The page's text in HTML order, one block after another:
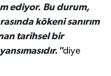
ediyor. Bu durum,
kökeni sanırım
tarihsel bir
diye